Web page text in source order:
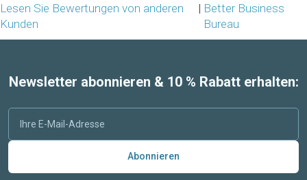
Lesen Sie Bewertungen von anderen
Kunden
| Better Business
Bureau
Newsletter abonnieren & 10 % Rabatt erhalten:
Abonnieren